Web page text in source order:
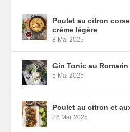
Poulet au citron
crème légère
8 Mai 2025
Gin Tonic au Romarin
5 Mai 2025
Poulet au citron et
26 Mar 2025